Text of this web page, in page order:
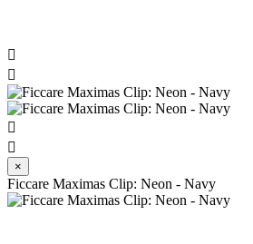




×
Ficcare Maximas Clip: Neon - Navy